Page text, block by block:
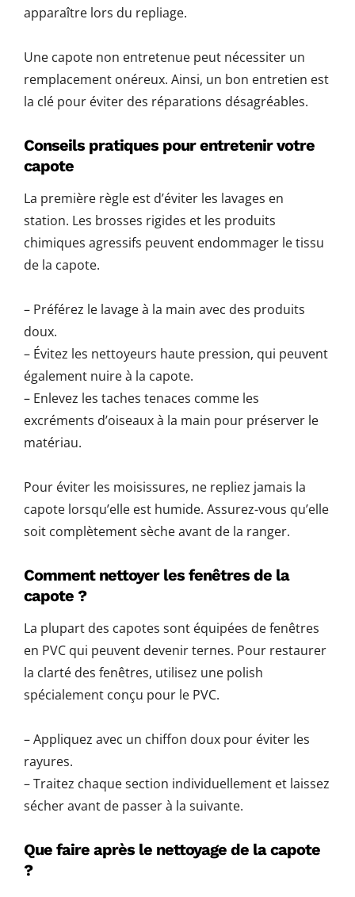
apparaître lors du repliage.
Une capote non entretenue peut nécessiter un
remplacement onéreux. Ainsi, un bon entretien est
la clé pour éviter des réparations désagréables.
Conseils pratiques pour entretenir votre
capote
La première règle est d’éviter les lavages en
station. Les brosses rigides et les produits
chimiques agressifs peuvent endommager le tissu
de la capote.
– Préférez le lavage à la main avec des produits
doux.
– Évitez les nettoyeurs haute pression, qui peuvent
également nuire à la capote.
– Enlevez les taches tenaces comme les
excréments d’oiseaux à la main pour préserver le
matériau.
Pour éviter les moisissures, ne repliez jamais la
capote lorsqu’elle est humide. Assurez-vous qu’elle
soit complètement sèche avant de la ranger.
Comment nettoyer les fenêtres de la
capote ?
La plupart des capotes sont équipées de fenêtres
en PVC qui peuvent devenir ternes. Pour restaurer
la clarté des fenêtres, utilisez une polish
spécialement conçu pour le PVC.
– Appliquez avec un chiffon doux pour éviter les
rayures.
– Traitez chaque section individuellement et laissez
sécher avant de passer à la suivante.
Que faire après le nettoyage de la capote
?